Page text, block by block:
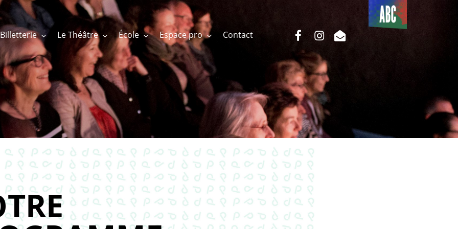
Billetterie Le Théâtre École Espace pro Contact
Du côté
de l’ABC
facebookinstagram
email